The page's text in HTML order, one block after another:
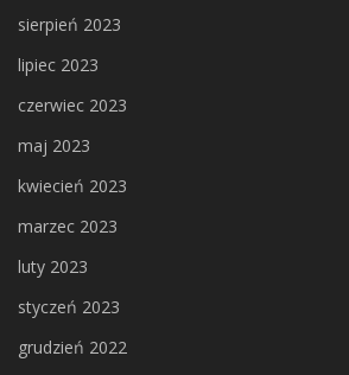
sierpień 2023
lipiec 2023
czerwiec 2023
maj 2023
kwiecień 2023
marzec 2023
luty 2023
styczeń 2023
grudzień 2022